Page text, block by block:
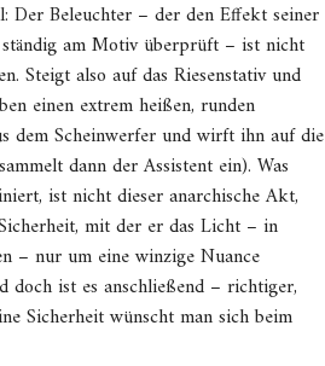
Der Beleuchter – der den Effekt seiner
am Motiv überprüft – ist nicht
Steigt also auf das Riesenstativ und
einen extrem heißen, runden
dem Scheinwerfer und wirft ihn auf die
dann der Assistent ein). Was
ist nicht dieser anarchische Akt,
mit der er das Licht – in
– nur um eine winzige Nuance
doch ist es anschließend – richtiger,
Sicherheit wünscht man sich beim